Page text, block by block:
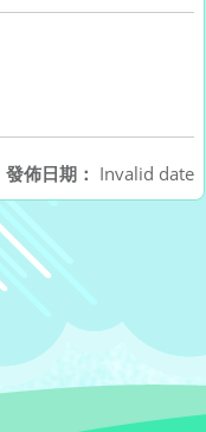
發佈日期： Invalid date